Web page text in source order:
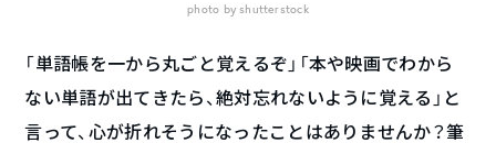
photo by shutterstock
「単語帳を一から丸ごと覚えるぞ」「本や映画でわから
ない単語が出てきたら、絶対忘れないように覚える」と
言って、心が折れそうになったことはありませんか？筆